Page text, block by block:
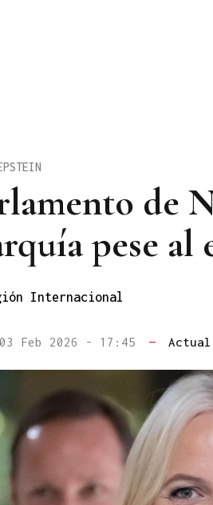
de
pese al
Internacional
03 Feb 2026 - 17:45 —